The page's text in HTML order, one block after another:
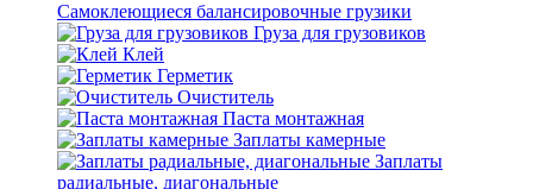
Самоклеющиеся балансировочные грузики
Груза для грузовиков
Клей
Герметик
Очиститель
Паста монтажная
Заплаты камерные
Заплаты
радиальные, диагональные